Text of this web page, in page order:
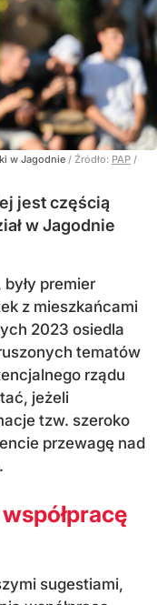
w Jagodnie / Źródło: PAP /
jest częścią
w Jagodnie
premier
z mieszkańcami
2023 osiedla
tematów
rządu
jeżeli
tzw. szeroko
przewagę nad
sugestiami,